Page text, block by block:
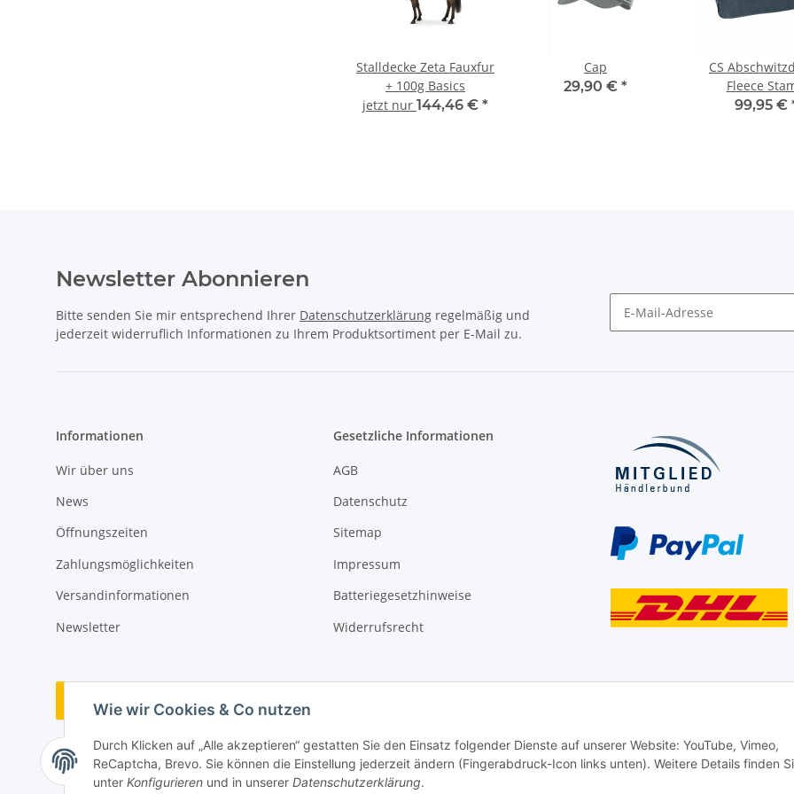
Wie wir Cookies & Co nutzen
Durch Klicken auf „Alle akzeptieren“ gestatten Sie den Einsatz folgender Dienste auf unserer Website: YouTube, Vimeo,
ReCaptcha, Brevo. Sie können die Einstellung jederzeit ändern (Fingerabdruck-Icon links unten). Weitere Details finden
unter Konfigurieren und in unserer Datenschutzerklärung.
Stalldecke Zeta Fauxfur
+ 100g Basics
jetzt nur 144,46 € *
Cap
29,90 € *
CS
Fleece
99,95 €
Newsletter Abonnieren
Bitte senden Sie mir entsprechend Ihrer Datenschutzerklärung regelmäßig und
jederzeit widerruflich Informationen zu Ihrem Produktsortiment per E-Mail zu.
Informationen
Wir über uns
News
Öffnungszeiten
Zahlungsmöglichkeiten
Versandinformationen
Newsletter
Gesetzliche Informationen
AGB
Datenschutz
Sitemap
Impressum
Batteriegesetzhinweise
Widerrufsrecht
Vertrag widerrufen